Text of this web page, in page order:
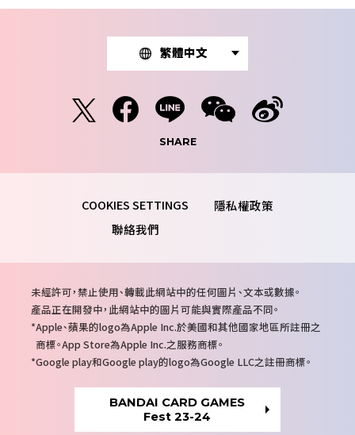
繁體中文
SHARE
隱私權政策
聯絡我們
注
意
事
項
未經許可，禁止使用、轉載此網站中的任何圖片、文本或數據。
產品正在開發中，此網站中的圖片可能與實際產品不同。
Apple、蘋果的logo為Apple Inc.於美國和其他國家地區所註冊之
商標。App Store為Apple Inc.之服務商標。
Google play和Google play的logo為Google LLC之註冊商標。
BANDAI CARD GAMES
Fest 23-24